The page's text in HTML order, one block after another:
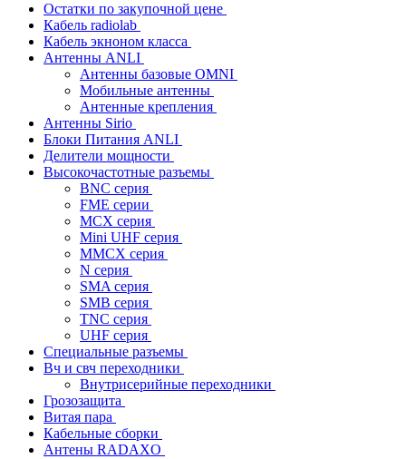
Остатки по закупочной цене
Кабель radiolab
Кабель экноном класса
Антенны ANLI
Антенны базовые OMNI
Мобильные антенны
Антенные крепления
Антенны Sirio
Блоки Питания ANLI
Делители мощности
Высокочастотные разъемы
BNC серия
FME серии
MCX серия
Mini UHF серия
MMCX серия
N серия
SMA серия
SMB серия
TNC серия
UHF серия
Специальные разъемы
Вч и свч переходники
Внутрисерийные переходники
Грозозащита
Витая пара
Кабельные сборки
Антены RADAXO